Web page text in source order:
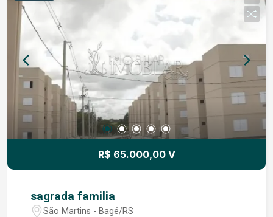
R$ 65.000,00 V
sagrada familia
São Martins - Bagé/RS